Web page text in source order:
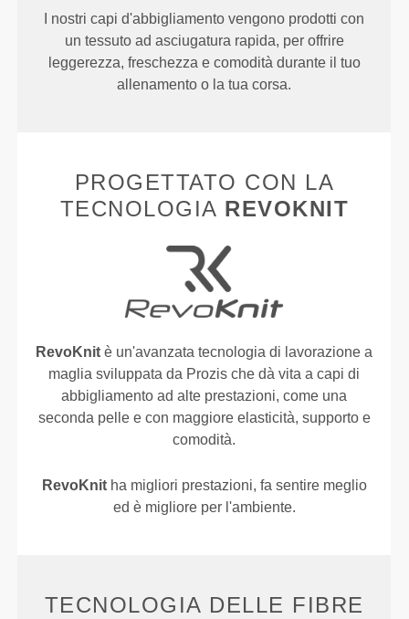
I nostri capi d'abbigliamento vengono prodotti con
un tessuto ad asciugatura rapida, per offrire
leggerezza, freschezza e comodità durante il tuo
allenamento o la tua corsa.
PROGETTATO CON LA
TECNOLOGIA REVOKNIT
RevoKnit è un'avanzata tecnologia di lavorazione a
maglia sviluppata da Prozis che dà vita a capi di
abbigliamento ad alte prestazioni, come una
seconda pelle e con maggiore elasticità, supporto e
comodità.
RevoKnitha migliori prestazioni, fa sentire meglio
ed è migliore per l'ambiente.
TECNOLOGIA DELLE FIBRE